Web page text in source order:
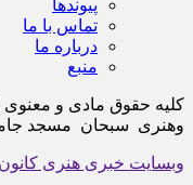
پیوندها
تماس با ما
درباره ما
منبع
کلیه حقوق مادی و معنوی
وهنری سبحان مسجد
وبسایت خبری هنری